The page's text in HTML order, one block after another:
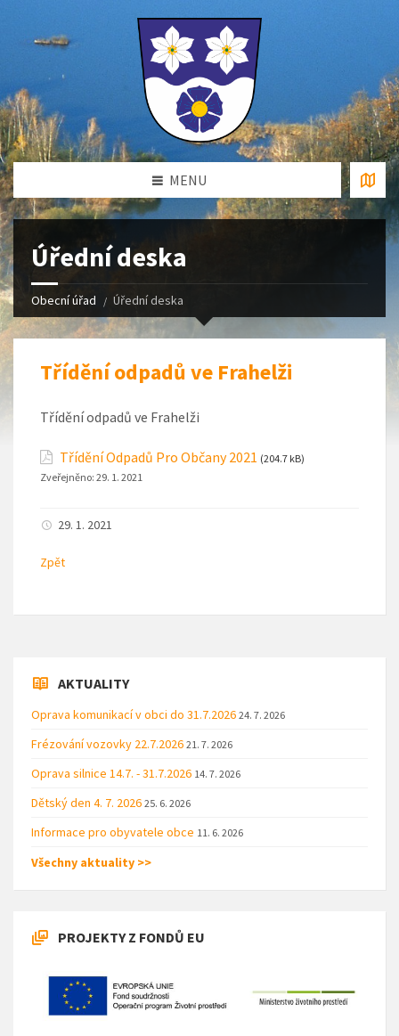
MENU
Úřední deska
Obecní úřad Úřední deska
Třídění odpadů ve Frahelži
Třídění odpadů ve Frahelži
Třídění Odpadů Pro Občany 2021 (204.7 kB)
Zveřejněno: 29. 1. 2021
29. 1. 2021
Zpět
AKTUALITY
Oprava komunikací v obci do 31.7.2026 24. 7. 2026
Frézování vozovky 22.7.2026 21. 7. 2026
Oprava silnice 14.7. - 31.7.2026 14. 7. 2026
Dětský den 4. 7. 2026 25. 6. 2026
Informace pro obyvatele obce 11. 6. 2026
Všechny aktuality >>
PROJEKTY Z FONDŮ EU